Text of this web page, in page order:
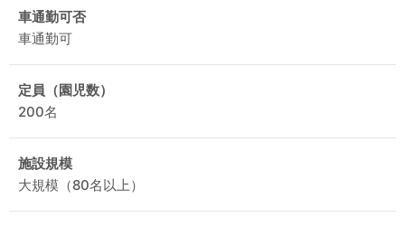
車通勤可否
車通勤可
定員（園児数）
200名
施設規模
大規模（80名以上）